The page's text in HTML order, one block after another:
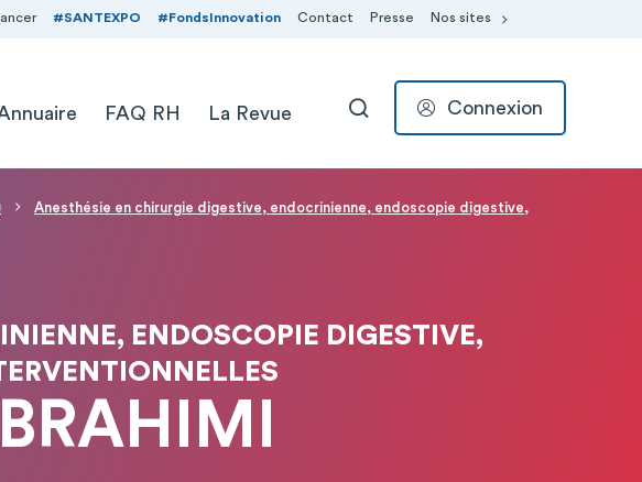
#SANTEXPO #FondsInnovation Contact Presse Nos sites
FAQ RH La Revue RECHERCHER
Connexion
Anesthésie en chirurgie digestive, endocrinienne, endoscopie digestive,
ENDOSCOPIE DIGESTIVE,